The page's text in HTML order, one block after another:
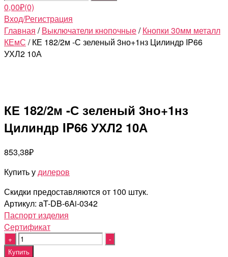
0,00₽(0)
Вход/Регистрация
Главная /Выключатели кнопочные/Кнопки 30мм металл
КЕмС / КЕ 182/2м -С зеленый 3но+1нз Цилиндр IP66
УХЛ2 10А
КЕ 182/2м -С зеленый 3но+1нз
Цилиндр IP66 УХЛ2 10А
853,38₽
Купить удилеров
Скидки предоставляются от 100 штук.
Артикул: aT-DB-6Ai-0342
Паспорт изделия
Cертификат
Quantity
Купить